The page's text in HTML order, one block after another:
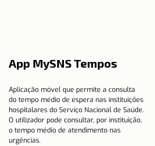
App MySNS Tempos
Aplicação móvel que permite a consulta
do tempo médio de espera nas instituições
hospitalares do Serviço Nacional de Saúde.
O utilizador pode consultar, por instituição,
o tempo médio de atendimento nas
urgências.